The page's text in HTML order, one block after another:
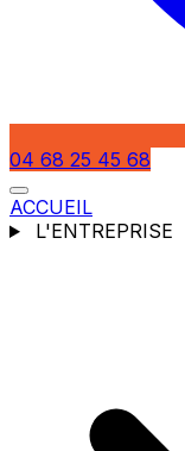
04 68 25 45 68
ACCUEIL
L'ENTREPRISE